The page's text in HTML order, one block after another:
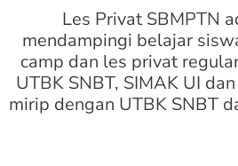
Les Privat SBMPTN
mendampingi belajar
camp dan les privat
UTBK SNBT, SIMAK UI
mirip dengan UTBK SNBT